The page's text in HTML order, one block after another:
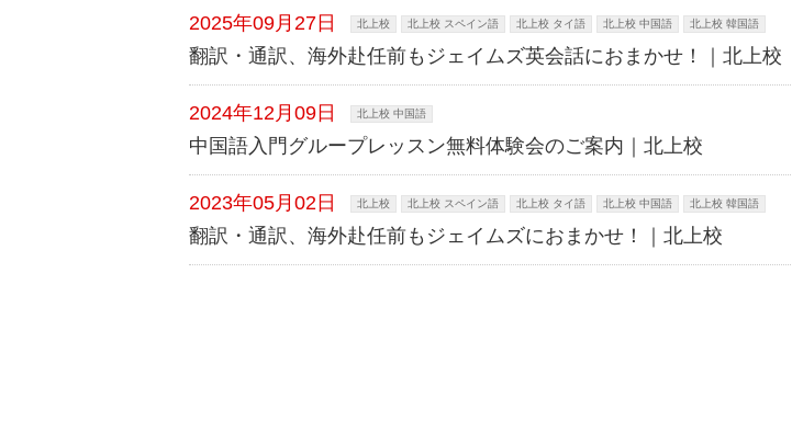
2025年09月27日 北上校 北上校 スペイン語 北上校 タイ語 北上校 中国語 北上校 韓国語
翻訳・通訳、海外赴任前もジェイムズ英会話におまかせ！｜北上校
2024年12月09日 北上校 中国語
中国語入門グループレッスン無料体験会のご案内｜北上校
2023年05月02日 北上校 北上校 スペイン語 北上校 タイ語 北上校 中国語 北上校 韓国語
翻訳・通訳、海外赴任前もジェイムズにおまかせ！｜北上校